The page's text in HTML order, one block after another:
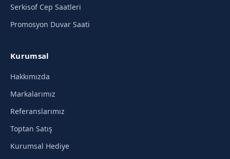
Serkisof Cep Saatleri
Promosyon Duvar Saati
Kurumsal
Hakkımızda
Markalarımız
Referanslarımız
Toptan Satış
Kurumsal Hediye